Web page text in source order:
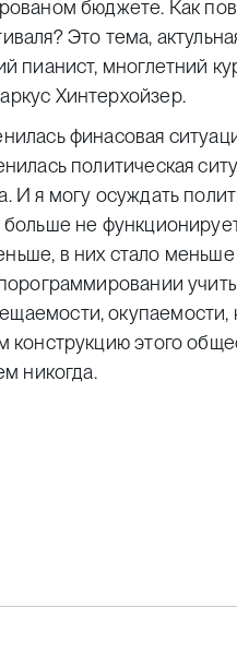
бюджете. Как
Это тема,
пианист, многлетний
Хинтерхойзер.
финасовая
политическая
я могу осуждать
не функционирует
в них стало
окупаемости,
этого
никогда.